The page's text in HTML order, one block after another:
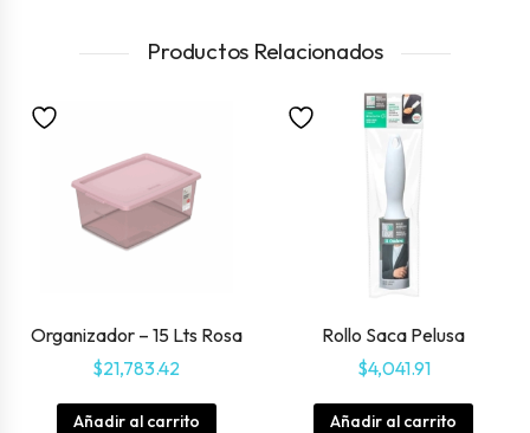
Productos Relacionados
Organizador – 15 Lts Rosa
$21,783.42
Añadir al carrito
Rollo Saca Pelusa
$4,041.91
Añadir al carrito